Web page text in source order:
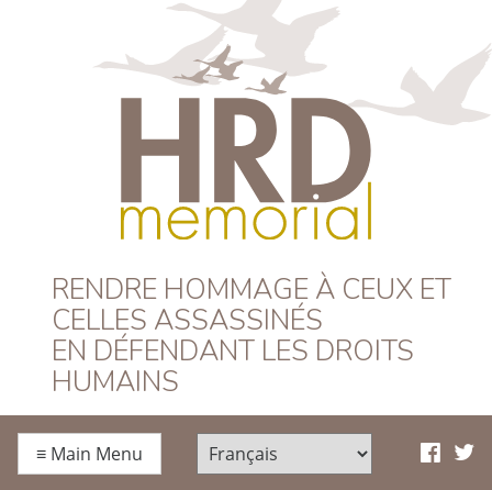
HRD Memorial –
Français
RENDRE HOMMAGE À CEUX ET
CELLES ASSASSINÉS
EN DÉFENDANT LES DROITS
HUMAINS
≡ Main Menu